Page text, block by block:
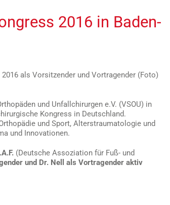
2016 in Baden-
2016 als Vorsitzender und Vortragender (Foto)
und Unfallchirurgen e.V. (VSOU) in
Kongress in Deutschland.
und Sport, Alterstraumatologie und
und Innovationen.
(Deutsche Assoziation für Fuß- und
und Dr. Nell als Vortragender aktiv